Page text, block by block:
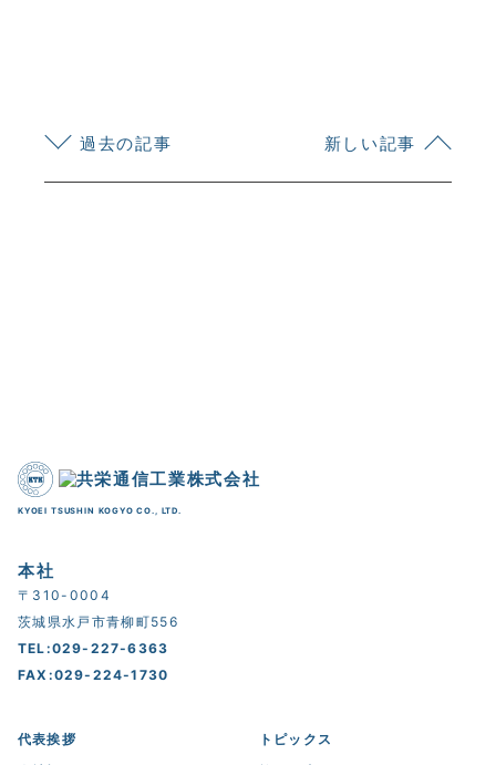
過去の記事 新しい記事
KYOEI TSUSHIN KOGYO CO., LTD.
本社
〒310-0004
茨城県水戸市青柳町556
TEL:029-227-6363
FAX:029-224-1730
代表挨拶
トピックス